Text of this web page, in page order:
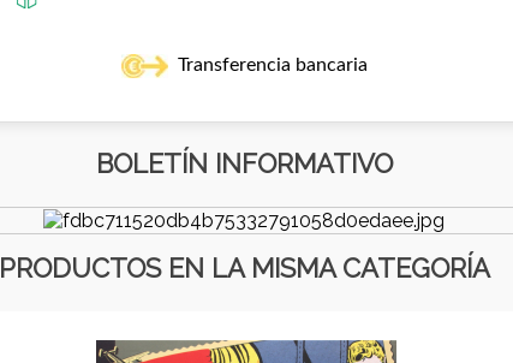
Transferencia bancaria
BOLETÍN INFORMATIVO
PRODUCTOS EN LA MISMA CATEGORÍA